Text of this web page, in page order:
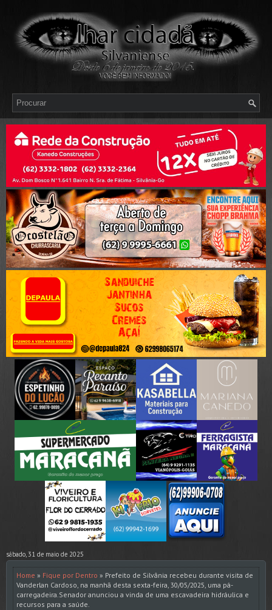
sábado, 31 de maio de 2025
Home » Fique por Dentro » Prefeito de Silvânia recebeu durante visita de
Vanderlan Cardoso, na manhã desta sexta-feira, 30/05/2025, uma pá-
carregadeira.Senador anunciou a vinda de uma escavadeira hidráulica e
recursos para a saúde.